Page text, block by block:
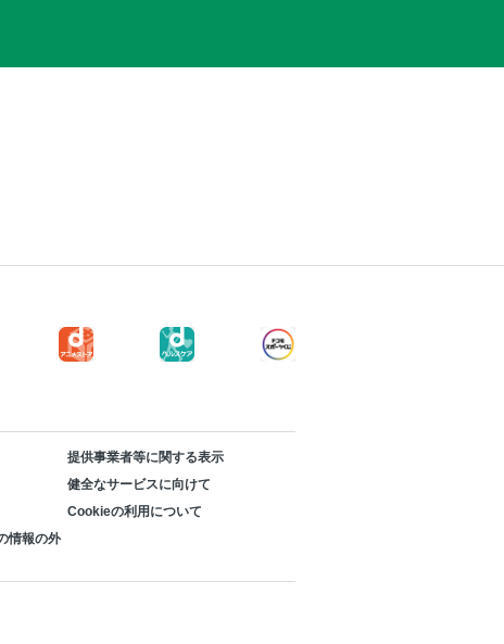
提供事業者等に関する表示
健全なサービスに向けて
Cookieの利用について
情報の外